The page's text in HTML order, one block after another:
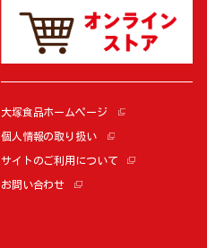
大塚食品ホームページ
個人情報の取り扱い
サイトのご利用について
お問い合わせ